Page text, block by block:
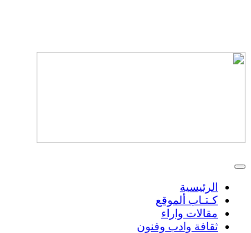
الرئيسية
كـتـاب ألموقع
مقالات واراء
ثقافة وادب وفنون